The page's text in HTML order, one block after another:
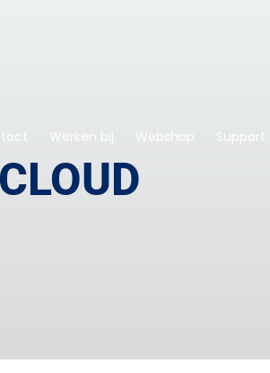
Werken bij Webshop Support